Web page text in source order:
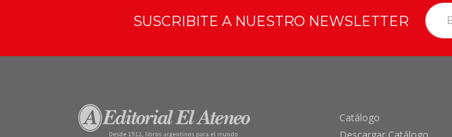
SUSCRIBITE A NUESTRO NEWSLETTER
Catálogo